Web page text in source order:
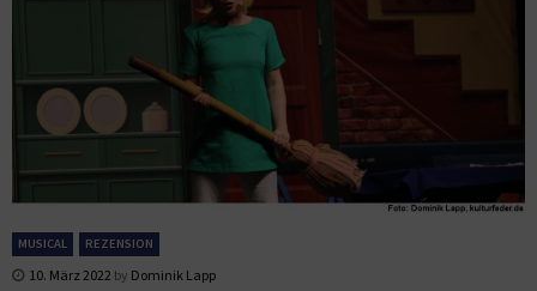
MUSICAL REZENSION
10. März 2022 by Dominik Lapp